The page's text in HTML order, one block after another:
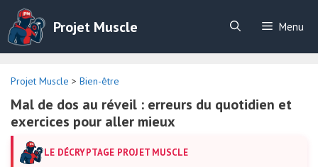
Aller
contenu
Projet Muscle Menu
Projet Muscle > Bien-être
Mal de dos au réveil : erreurs du quotidien et
exercices pour aller mieux
LE DÉCRYPTAGE PROJET MUSCLE